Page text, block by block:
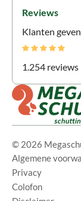
Reviews
Klanten
1.254 reviews
© 2026
Algemene
Privacy
Colofon